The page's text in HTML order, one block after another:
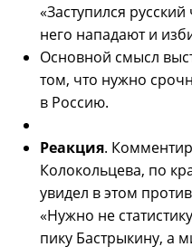
«Заступился
него нападают и
Основной смысл
том, что нужно
в Россию.
Реакция.
Колокольцева, по
увидел в этом
«Нужно не
пику Бастрыкину, а